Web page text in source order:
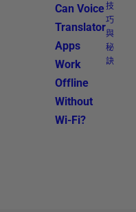
Can Voice
Translator
Apps
Work
Offline
Without
Wi-Fi?
技
巧
與
秘
訣